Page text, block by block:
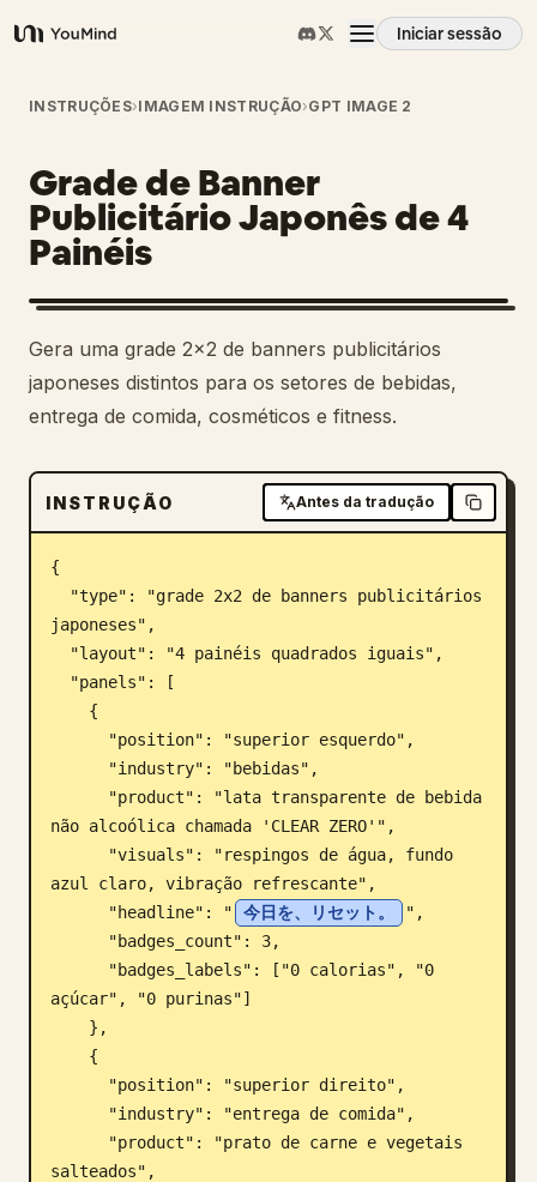
YouMind
Iniciar sessão
Visão geral
Casos de uso
Habilidades
Prompts
Preços
Transferir
Blogue
Atualizações
INSTRUÇÕES›IMAGEM INSTRUÇÃO›GPT IMAGE 2
Grade de Banner
Publicitário Japonês de 4
Painéis
Gera uma grade 2x2 de banners publicitários
japoneses distintos para os setores de bebidas,
entrega de comida, cosméticos e fitness.
INSTRUÇÃO Antes da tradução
{
japoneses",
não alcoólica chamada 'CLEAR ZERO'",
azul claro, vibração refrescante",
      "headline": "
今日を、リセット。
",
açúcar", "0 purinas"]
salteados",